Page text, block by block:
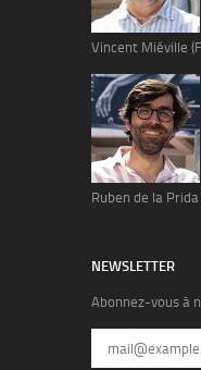
Vincent Miéville
Ruben de la
NEWSLETTER
Abonnez-vous à